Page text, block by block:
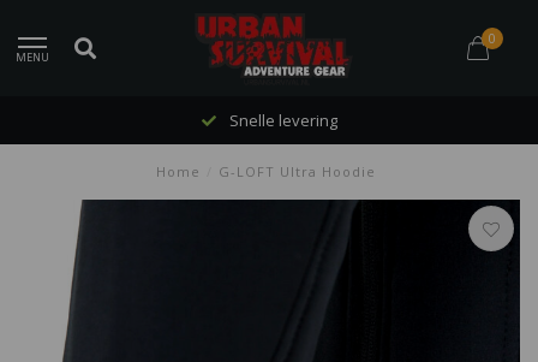
MENU
0
Snelle levering
Home G-LOFT Ultra Hoodie